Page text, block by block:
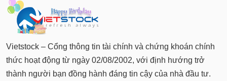
Vietstock – Cổng thông tin tài chính và chứng khoán chính
thức hoạt động từ ngày 02/08/2002, với định hướng trở
thành người bạn đồng hành đáng tin cậy của nhà đầu tư.